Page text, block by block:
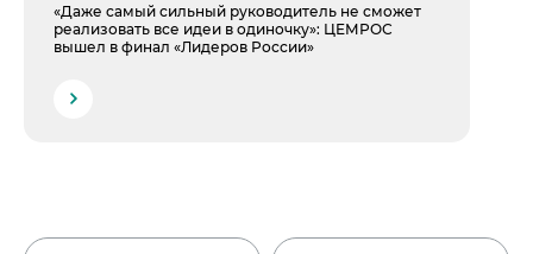
«Даже самый сильный руководитель не сможет
реализовать все идеи в одиночку»: ЦЕМРОС
вышел в финал «Лидеров России»